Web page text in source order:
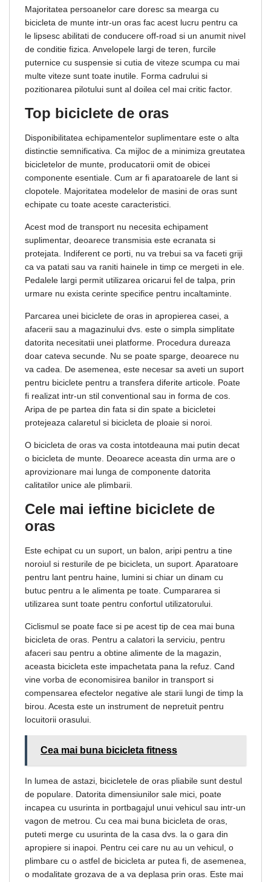
Majoritatea persoanelor care doresc sa mearga cu
bicicleta de munte intr-un oras fac acest lucru pentru ca
le lipsesc abilitati de conducere off-road si un anumit nivel
de conditie fizica. Anvelopele largi de teren, furcile
puternice cu suspensie si cutia de viteze scumpa cu mai
multe viteze sunt toate inutile. Forma cadrului si
pozitionarea pilotului sunt al doilea cel mai critic factor.
Top biciclete de oras
Disponibilitatea echipamentelor suplimentare este o alta
distinctie semnificativa. Ca mijloc de a minimiza greutatea
bicicletelor de munte, producatorii omit de obicei
componente esentiale. Cum ar fi aparatoarele de lant si
clopotele. Majoritatea modelelor de masini de oras sunt
echipate cu toate aceste caracteristici.
Acest mod de transport nu necesita echipament
suplimentar, deoarece transmisia este ecranata si
protejata. Indiferent ce porti, nu va trebui sa va faceti griji
ca va patati sau va raniti hainele in timp ce mergeti in ele.
Pedalele largi permit utilizarea oricarui fel de talpa, prin
urmare nu exista cerinte specifice pentru incaltaminte.
Parcarea unei biciclete de oras in apropierea casei, a
afacerii sau a magazinului dvs. este o simpla simplitate
datorita necesitatii unei platforme. Procedura dureaza
doar cateva secunde. Nu se poate sparge, deoarece nu
va cadea. De asemenea, este necesar sa aveti un suport
pentru biciclete pentru a transfera diferite articole. Poate
fi realizat intr-un stil conventional sau in forma de cos.
Aripa de pe partea din fata si din spate a bicicletei
protejeaza calaretul si bicicleta de ploaie si noroi.
O bicicleta de oras va costa intotdeauna mai putin decat
o bicicleta de munte. Deoarece aceasta din urma are o
aprovizionare mai lunga de componente datorita
calitatilor unice ale plimbarii.
Cele mai ieftine biciclete de
oras
Este echipat cu un suport, un balon, aripi pentru a tine
noroiul si resturile de pe bicicleta, un suport. Aparatoare
pentru lant pentru haine, lumini si chiar un dinam cu
butuc pentru a le alimenta pe toate. Cumpararea si
utilizarea sunt toate pentru confortul utilizatorului.
Ciclismul se poate face si pe acest tip de cea mai buna
bicicleta de oras. Pentru a calatori la serviciu, pentru
afaceri sau pentru a obtine alimente de la magazin,
aceasta bicicleta este impachetata pana la refuz. Cand
vine vorba de economisirea banilor in transport si
compensarea efectelor negative ale starii lungi de timp la
birou. Acesta este un instrument de nepretuit pentru
locuitorii orasului.
Cea mai buna bicicleta fitness
In lumea de astazi, bicicletele de oras pliabile sunt destul
de populare. Datorita dimensiunilor sale mici, poate
incapea cu usurinta in portbagajul unui vehicul sau intr-un
vagon de metrou. Cu cea mai buna bicicleta de oras,
puteti merge cu usurinta de la casa dvs. la o gara din
apropiere si inapoi. Pentru cei care nu au un vehicul, o
plimbare cu o astfel de bicicleta ar putea fi, de asemenea,
o modalitate grozava de a va deplasa prin oras. Este mai